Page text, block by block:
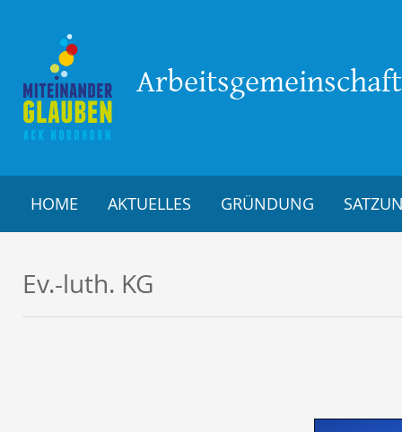
HOME AKTUELLES GRÜNDUNG
Ev.-luth. KG